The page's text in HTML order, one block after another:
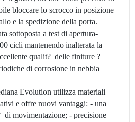
bloccare lo scrocco in posizione
e la spedizione della porta.
sottoposta a test di apertura-
cicli mantenendo inalterata la
qualit? delle finiture ?
di corrosione in nebbia
Evolution utilizza materiali
e offre nuovi vantaggi: - una
di movimentazione; - precisione